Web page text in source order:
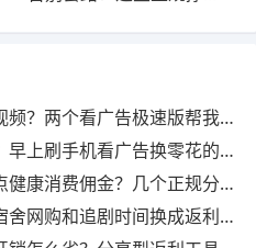
看广告极速版帮我月回血三百块
机看广告换零花的两个极速版用法
金？几个正规分享式返利平台排位
和追剧时间换成返利零钱的方法